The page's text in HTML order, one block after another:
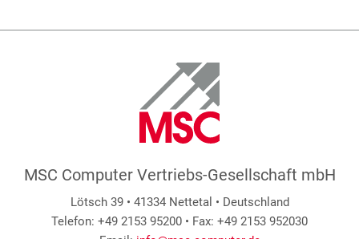
MSC Computer Vertriebs-Gesellschaft mbH
Lötsch 39 • 41334 Nettetal • Deutschland
Telefon: +49 2153 95200 • Fax: +49 2153 952030